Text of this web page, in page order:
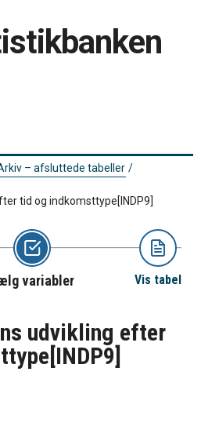
– afsluttede tabeller /
tid og indkomsttype[INDP9]
variabler Vis tabel
udvikling efter
[INDP9]